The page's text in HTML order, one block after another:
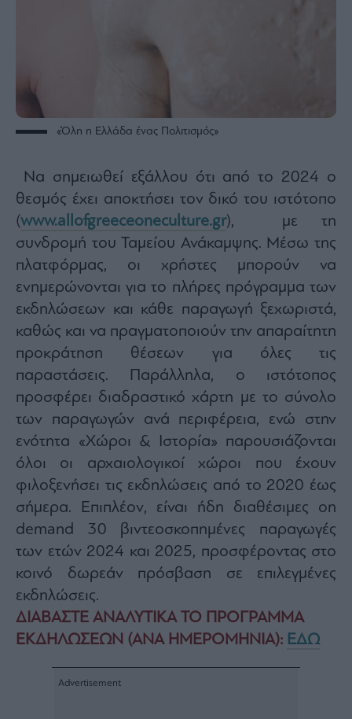
«Όλη η Ελλάδα ένας Πολιτισμός»
Να σημειωθεί εξάλλου ότι από το 2024 ο
θεσμός έχει αποκτήσει τον δικό του ιστότοπο
(www.allofgreeceoneculture.gr), με τη
συνδρομή του Ταμείου Ανάκαμψης. Μέσω της
πλατφόρμας, οι χρήστες μπορούν να
ενημερώνονται για το πλήρες πρόγραμμα των
εκδηλώσεων και κάθε παραγωγή ξεχωριστά,
καθώς και να πραγματοποιούν την απαραίτητη
προκράτηση θέσεων για όλες τις
παραστάσεις. Παράλληλα, ο ιστότοπος
προσφέρει διαδραστικό χάρτη με το σύνολο
των παραγωγών ανά περιφέρεια, ενώ στην
ενότητα «Χώροι & Ιστορία» παρουσιάζονται
όλοι οι αρχαιολογικοί χώροι που έχουν
φιλοξενήσει τις εκδηλώσεις από το 2020 έως
σήμερα. Επιπλέον, είναι ήδη διαθέσιμες on
demand 30 βιντεοσκοπημένες παραγωγές
των ετών 2024 και 2025, προσφέροντας στο
κοινό δωρεάν πρόσβαση σε επιλεγμένες
εκδηλώσεις.
ΔΙΑΒΑΣΤΕ ΑΝΑΛΥΤΙΚΑ ΤΟ ΠΡΟΓΡΑΜΜΑ
ΕΚΔΗΛΩΣΕΩΝ (ΑΝΑ ΗΜΕΡΟΜΗΝΙΑ): ΕΔΩ